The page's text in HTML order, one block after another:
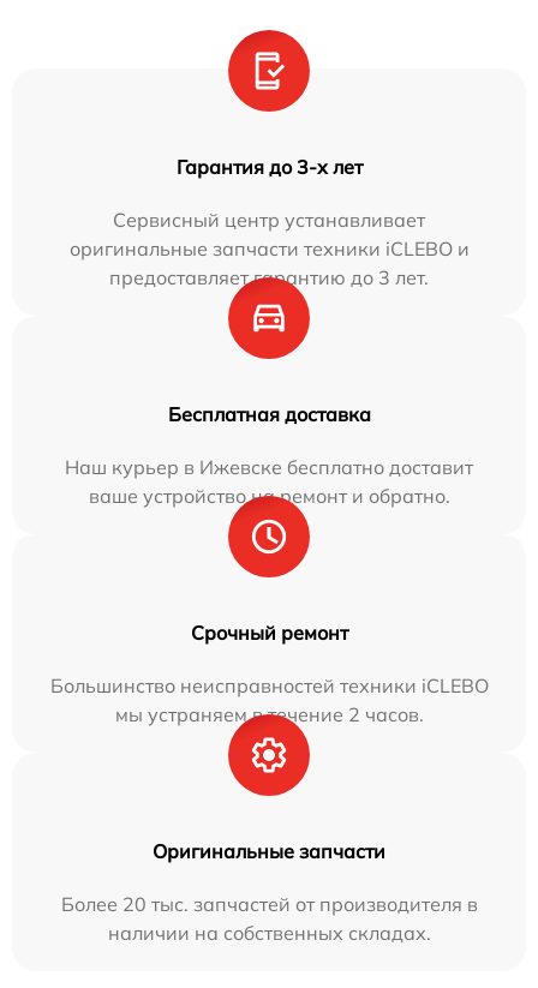
Гарантия до 3-х лет
Сервисный центр устанавливает
оригинальные запчасти техники iCLEBO и
предоставляет гарантию до 3 лет.
Бесплатная доставка
Наш курьер в Ижевске бесплатно доставит
ваше устройство на ремонт и обратно.
Срочный ремонт
Большинство неисправностей техники iCLEBO
мы устраняем в течение 2 часов.
Оригинальные запчасти
Более 20 тыс. запчастей от производителя в
наличии на собственных складах.